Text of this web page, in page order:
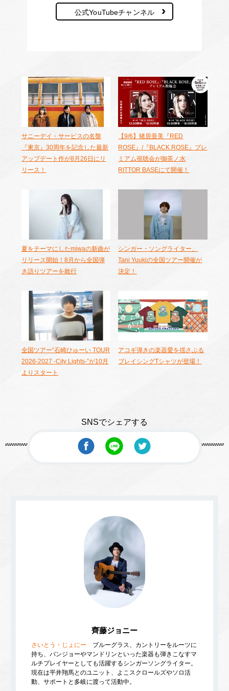
公式YouTubeチャンネル
サニーデイ・サービスの名盤
『東京』30周年を記念した最新
アップデート作が8月26日にリ
リース！
【9/6】猪居亜美『RED
ROSE』/『BLACK ROSE』プレ
ミアム視聴会が御茶ノ水
RITTOR BASEにて開催！
夏をテーマにしたmiwaの新曲が
リリース開始！8月から全国弾
き語りツアーを敢行
シンガー・ソングライター、
Tani Yuukiの全国ツアー開催が
決定！
全国ツアー“石崎ひゅーい TOUR
2026-2027 -City Lights-”が10月
よりスタート
アコギ弾きの楽器愛を揺さぶる
ブレイシングTシャツが登場！
SNSでシェアする
齊藤ジョニー
さいとう・じょにー ブルーグラス、カントリーをルーツに
持ち、バンジョーやマンドリンといった楽器も弾きこなすマ
ルチプレイヤーとしても活躍するシンガーソングライター。
現在は平井翔馬とのユニット、よこスクロールズやソロ活
動、サポートと多岐に渡って活動中。